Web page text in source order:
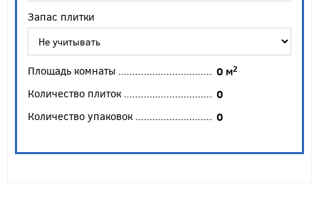
Запас плитки
Площадь комнаты 0 м2
Количество плиток
0
Количество упаковок
0